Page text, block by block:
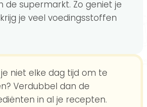
de supermarkt. Zo geniet je
je veel voedingsstoffen
niet elke dag tijd om te
Verdubbel dan de
in al je recepten.